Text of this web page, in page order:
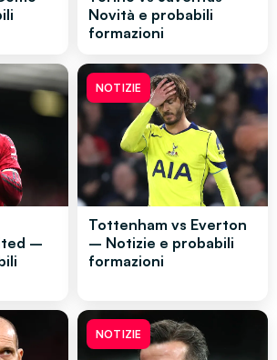
Novità e probabili
formazioni
–
NOTIZIE
Tottenham vs Everton
– Notizie e probabili
formazioni
NOTIZIE